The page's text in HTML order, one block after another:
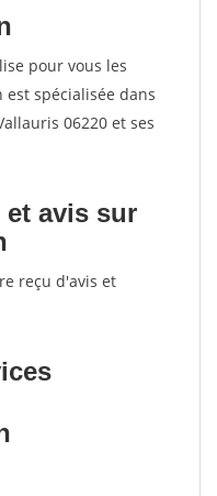
pour vous les
est spécialisée dans
06220 et ses
et avis sur
reçu d'avis et